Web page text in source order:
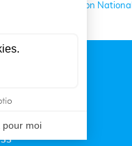
de l’
Éducation
Arnozan